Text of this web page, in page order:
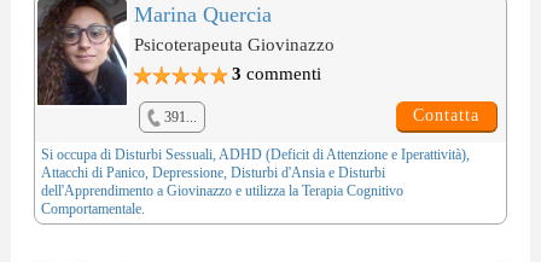
Marina Quercia
Psicoterapeuta Giovinazzo
3 commenti
391... Contatta
Si occupa di Disturbi Sessuali, ADHD (Deficit di Attenzione e Iperattività),
Attacchi di Panico, Depressione, Disturbi d'Ansiae Disturbi
dell'Apprendimentoa Giovinazzo e utilizza la Terapia Cognitivo
Comportamentale.